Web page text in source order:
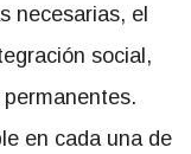
necesarias, el
social,
en cada una de